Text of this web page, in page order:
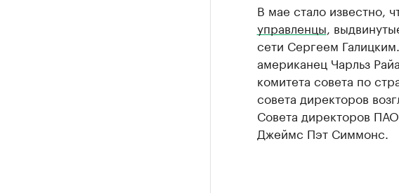
В мае стало известно,
управленцы ,
сети Сергеем
американец Чарльз
комитета совета по
совета директоров
Совета директоров
Джеймс Пэт Симмонс.